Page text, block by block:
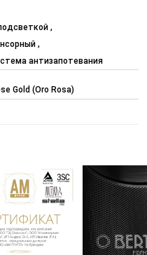
антизапотевания
Gold (Oro Rosa)